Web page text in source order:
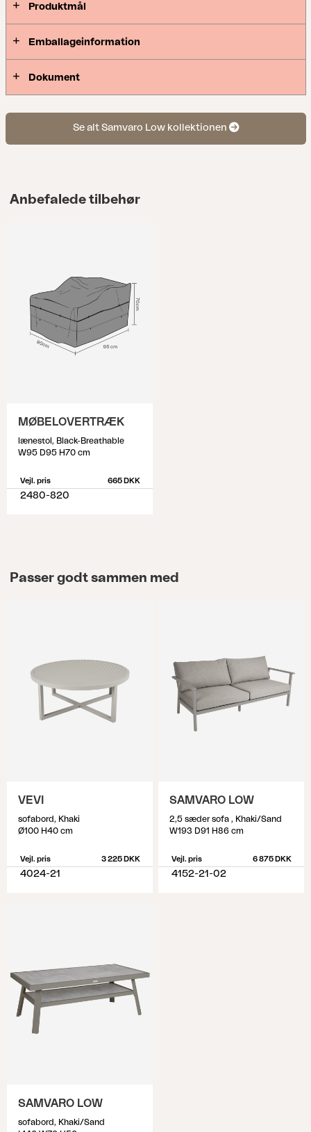
Produktmål
Emballageinformation
Dokument
Se alt Samvaro Low kollektionen
Anbefalede tilbehør
MØBELOVERTRÆK
lænestol, Black-Breathable
W95 D95 H70 cm
Vejl. pris 665 DKK
2480-820
Passer godt sammen med
VEVI
sofabord, Khaki
Ø100 H40 cm
Vejl. pris 3 225 DKK
4024-21
SAMVARO LOW
2,5 sæder sofa , Khaki/Sand
W193 D91 H86 cm
Vejl. pris 6 875 DKK
4152-21-02
SAMVARO LOW
sofabord, Khaki/Sand